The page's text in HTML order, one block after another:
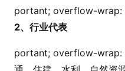
portant; overflow-wrap:
2、行业代表
portant; overflow-wrap: